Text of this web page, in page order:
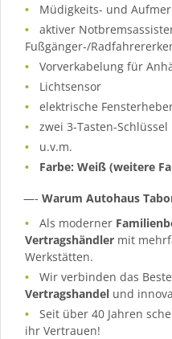
Müdigkeits- und
aktiver
Fußgänger-/
Vorverkabelung für
Lichtsensor
elektrische
zwei 3-Tasten-Schlüssel
u.v.m.
Farbe: Weiß (weitere
—- Warum Autohaus
Als moderner
Vertragshändler mit
Werkstätten.
Wir verbinden das
Vertragshandel und
Seit über 40 Jahren
ihr Vertrauen!